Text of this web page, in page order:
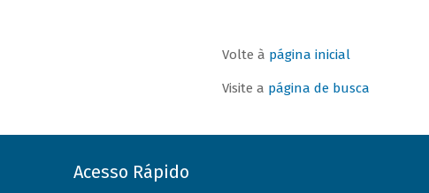
Volte à página inicial
Visite a página de busca
Acesso Rápido